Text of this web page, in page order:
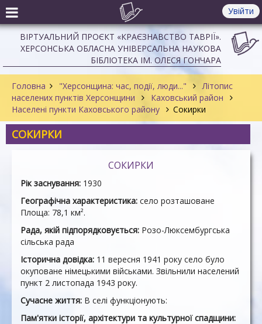
Увійти
ВІРТУАЛЬНИЙ ПРОЄКТ «КРАЄЗНАВСТВО ТАВРІЇ».
ХЕРСОНСЬКА ОБЛАСНА УНІВЕРСАЛЬНА НАУКОВА
БІБЛІОТЕКА ІМ. ОЛЕСЯ ГОНЧАРА
Головна "Херсонщина: час, події, люди..."
Літопис
населених пунктів Херсонщини
Каховський район
Населені пункти Каховського району
Сокирки
СОКИРКИ
СОКИРКИ
Рік заснування: 1930
Географічна характеристика: село розташоване
Площа: 78,1 км².
Рада, якій підпорядковується: Розо-Люксембургська
сільська рада
Історична довідка: 11 вересня 1941 року село було
окуповане німецькими військами. Звільнили населений
пункт 2 листопада 1943 року.
Сучасне життя: В селі функціонують:
Пам'ятки історії, архітектури та культурної спадщини: